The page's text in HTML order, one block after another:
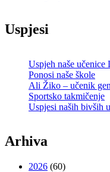
Uspjesi
Uspjeh naše
Ponosi naše škole
Ali Žiko – učenik
Sportsko takmičenje
Uspjesi naših bivših
Arhiva
2026 (60)